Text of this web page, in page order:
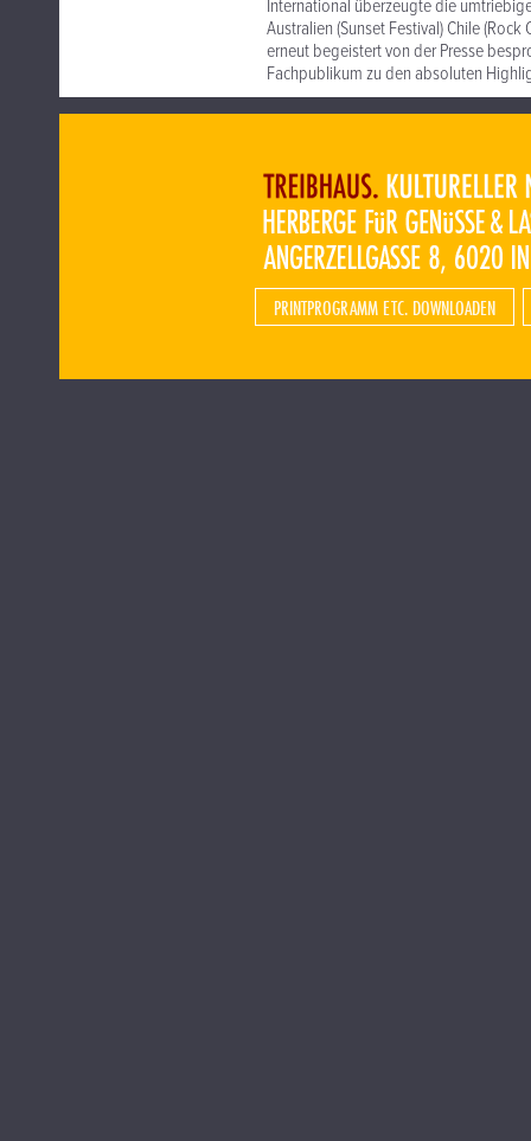
International überzeugte die
Australien (Sunset Festival) Chile
erneut begeistert von der Presse
Fachpublikum zu den absoluten
PRINTPROGRAMM ETC. DOWNLOADEN